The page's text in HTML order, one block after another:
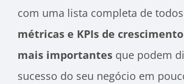
com uma lista completa de
métricas e KPIs de
mais importantes que podem
sucesso do seu negócio em